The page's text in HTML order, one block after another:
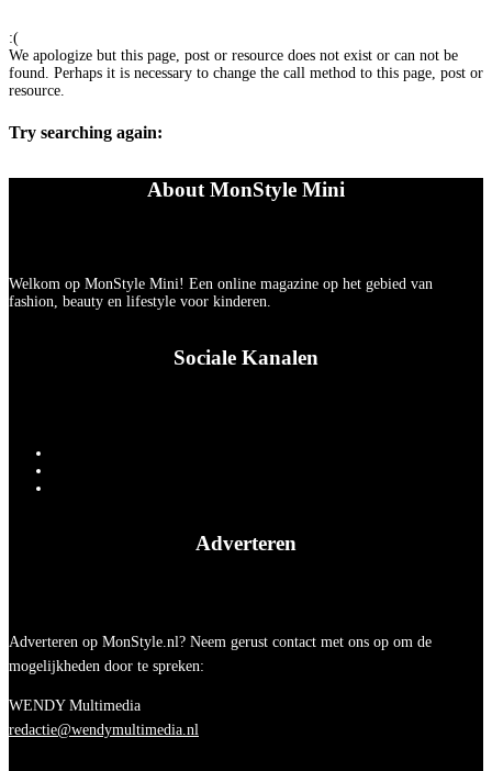
:(
We apologize but this page, post or resource does not exist or can not be
found. Perhaps it is necessary to change the call method to this page, post or
resource.
Try searching again:
About MonStyle Mini
Welkom op MonStyle Mini! Een online magazine op het gebied van
fashion, beauty en lifestyle voor kinderen.
Sociale Kanalen
Adverteren
Adverteren op MonStyle.nl? Neem gerust contact met ons op om de
mogelijkheden door te spreken:
WENDY Multimedia
redactie@wendymultimedia.nl